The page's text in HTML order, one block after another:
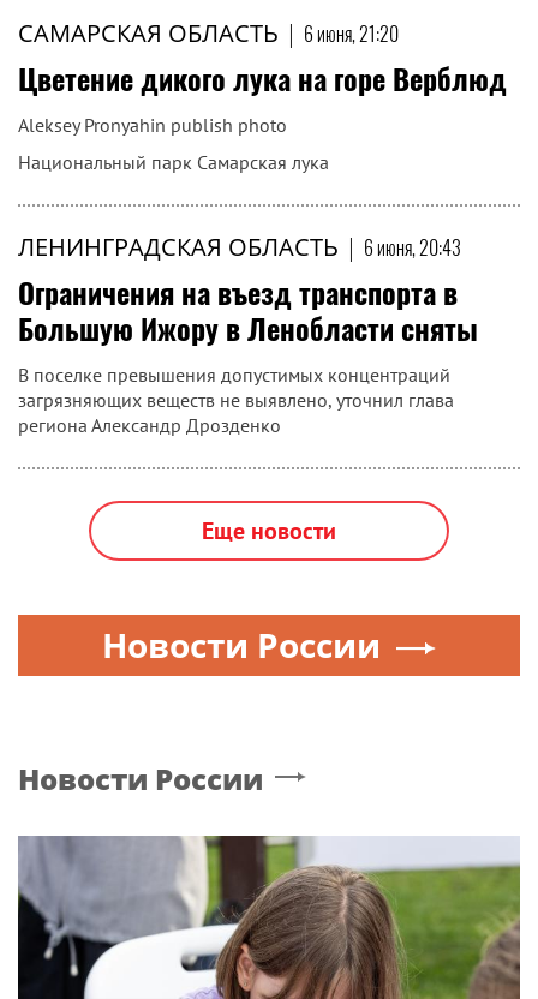
САМАРСКАЯ ОБЛАСТЬ | 6 июня, 21:20
Цветение дикого лука на горе Верблюд
Aleksey Pronyahin publish photo
Национальный парк Самарская лука
ЛЕНИНГРАДСКАЯ ОБЛАСТЬ | 6 июня, 20:43
Ограничения на въезд транспорта в
Большую Ижору в Ленобласти сняты
В поселке превышения допустимых концентраций
загрязняющих веществ не выявлено, уточнил глава
региона Александр Дрозденко
Еще новости
Новости России
Новости России